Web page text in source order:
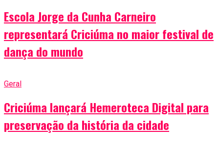
Escola Jorge da Cunha Carneiro
representará Criciúma no maior festival de
dança do mundo
Geral
Criciúma lançará Hemeroteca Digital para
preservação da história da cidade